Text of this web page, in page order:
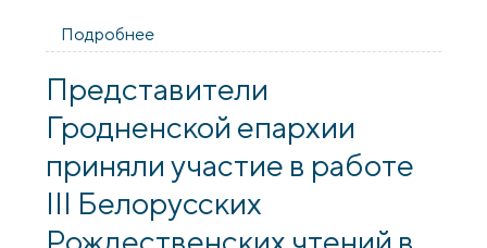
Подробнее
участие в работе республиканского
родного края: опыт и методика
изучения»
Представители
Гродненской епархии
приняли участие в работе
III Белорусских